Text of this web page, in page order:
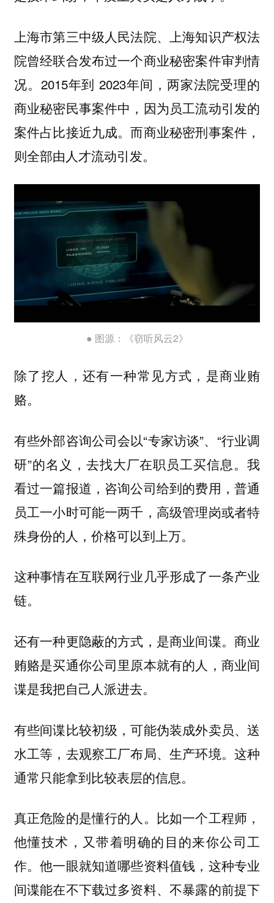
上海市第三中级人民法院、上海知识产权法
院曾经联合发布过一个商业秘密案件审判情
况。2015年到 2023年间，两家法院受理的
商业秘密民事案件中，因为员工流动引发的
案件占比接近九成。而商业秘密刑事案件，
则全部由人才流动引发。
● 图源：《窃听风云2》
除了挖人，还有一种常见方式，是商业贿
赂。
有些外部咨询公司会以“专家访谈”、“行业调
研”的名义，去找大厂在职员工买信息。我
看过一篇报道，咨询公司给到的费用，普通
员工一小时可能一两千，高级管理岗或者特
殊身份的人，价格可以到上万。
这种事情在互联网行业几乎形成了一条产业
链。
还有一种更隐蔽的方式，是商业间谍。 商业
贿赂是买通你公司里原本就有的人，商业间
谍是我把自己人派进去。
有些间谍比较初级，可能伪装成外卖员、送
水工等，去观察工厂布局、生产环境。这种
通常只能拿到比较表层的信息。
真正危险的是懂行的人。比如一个工程师，
他懂技术，又带着明确的目的来你公司工
作。他一眼就知道哪些资料值钱，这种专业
间谍能在不下载过多资料、不暴露的前提下